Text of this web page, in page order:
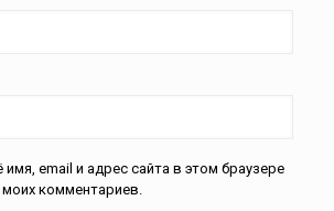
имя, email и адрес сайта в этом браузере
комментариев.